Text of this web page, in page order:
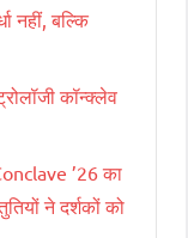
नहीं, बल्कि
कॉन्क्लेव
’26 का
ने दर्शकों को